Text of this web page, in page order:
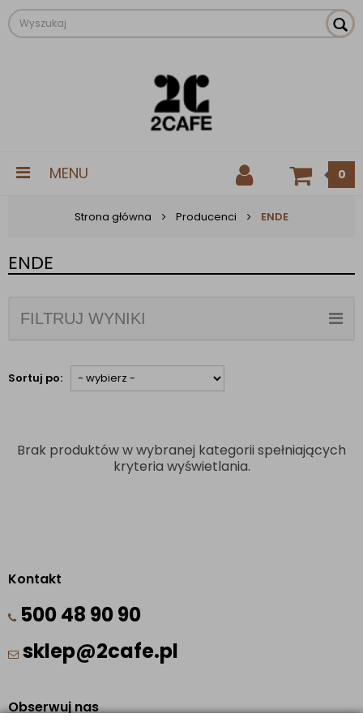
MENU 0
Strona główna Producenci ENDE
ENDE
FILTRUJ WYNIKI
Sortuj po:
Brak produktów w wybranej kategorii spełniających
kryteria wyświetlania.
Kontakt
500 48 90 90
sklep@2cafe.pl
Obserwuj nas